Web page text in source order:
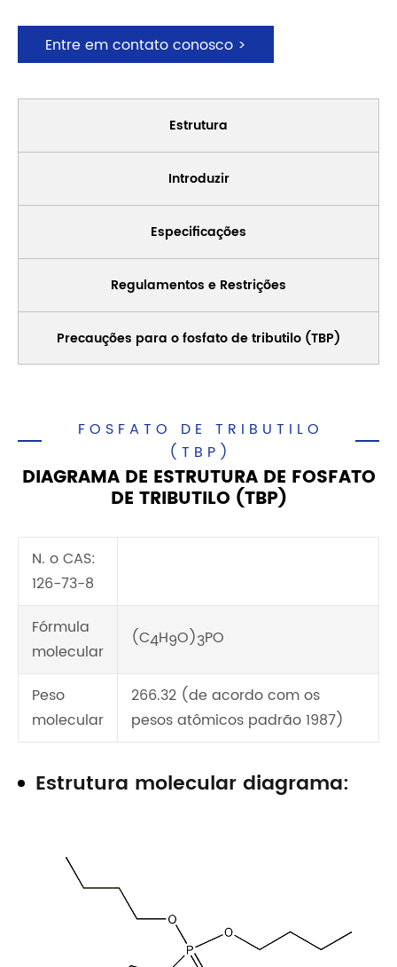
Entre em contato conosco >
Estrutura
Introduzir
Especificações
Regulamentos e Restrições
Precauções para o fosfato de tributilo (TBP)
FOSFATO DE TRIBUTILO
(TBP)
DIAGRAMA DE ESTRUTURA DE FOSFATO
DE TRIBUTILO (TBP)
N. o CAS:
126-73-8
Fórmula
molecular
(C4H9O)3PO
Peso
molecular
266.32 (de acordo com os
pesos atômicos padrão 1987)
Estrutura molecular diagrama: